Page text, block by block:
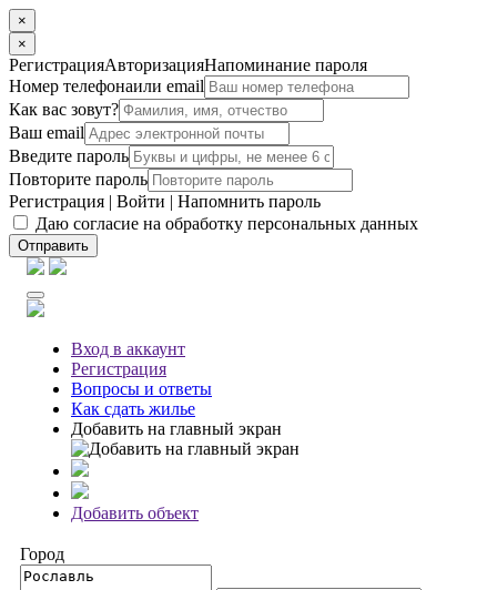
×
×
РегистрацияАвторизацияНапоминание пароля
Номер телефонаили email
Как вас зовут?
Ваш email
Введите пароль
Повторите пароль
Регистрация | Войти | Напомнить пароль
Даю согласие на обработку персональных данных
Отправить
Вход в аккаунт
Регистрация
Вопросы и ответы
Как сдать жилье
Добавить на главный экран
Добавить объект
Город